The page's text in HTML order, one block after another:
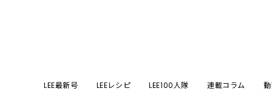
LEE最新号 LEEレシピ LEE100人隊 連載コラム